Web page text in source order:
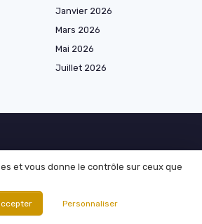
Janvier 2026
Mars 2026
Mai 2026
Juillet 2026
21 : analyse approfondie et
avec mobil-home en Bretagne
et vous donne le contrôle sur ceux que
Personnaliser